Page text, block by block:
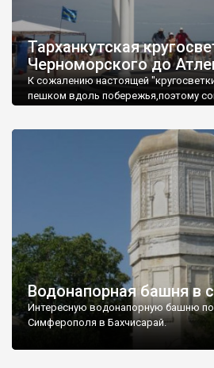
Тарханкутская
Черноморского до
К сожалению настоящей
пешком вдоль побережья,поэтому
Водонапорная башня в
Интересную водонапорную башню
Симферополя в Бахчисарай.